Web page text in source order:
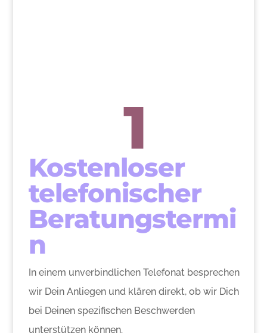
1
Kostenloser
telefonischer
Beratungstermi
n
In einem unverbindlichen Telefonat besprechen
wir Dein Anliegen und klären direkt, ob wir Dich
bei Deinen spezifischen Beschwerden
unterstützen können.